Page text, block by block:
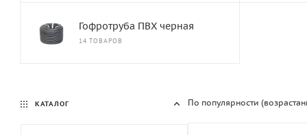
Гофротруба ПВХ черная
14 ТОВАРОВ
По популярности
КАТАЛОГ